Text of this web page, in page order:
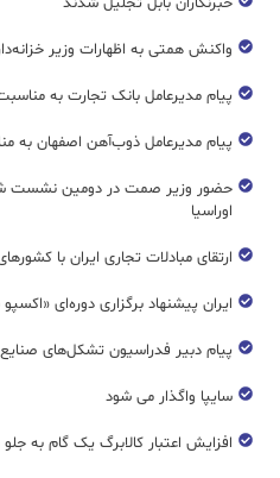
واکنش همتی به اظهارات وزیر
پیام مدیرعامل بانک تجارت به
پیام مدیرعامل ذوب‌آهن اصفهان به
حضور وزیر صمت در دومین نشست
اوراسیا
ارتقای مبادلات تجاری ایران با
ایران پیشنهاد برگزاری دوره‌ای
پیام دبیر فدراسیون تشکل‌های صنایع
سایپا واگذار می شود
افزایش اعتبار کالابرگ یک گام به